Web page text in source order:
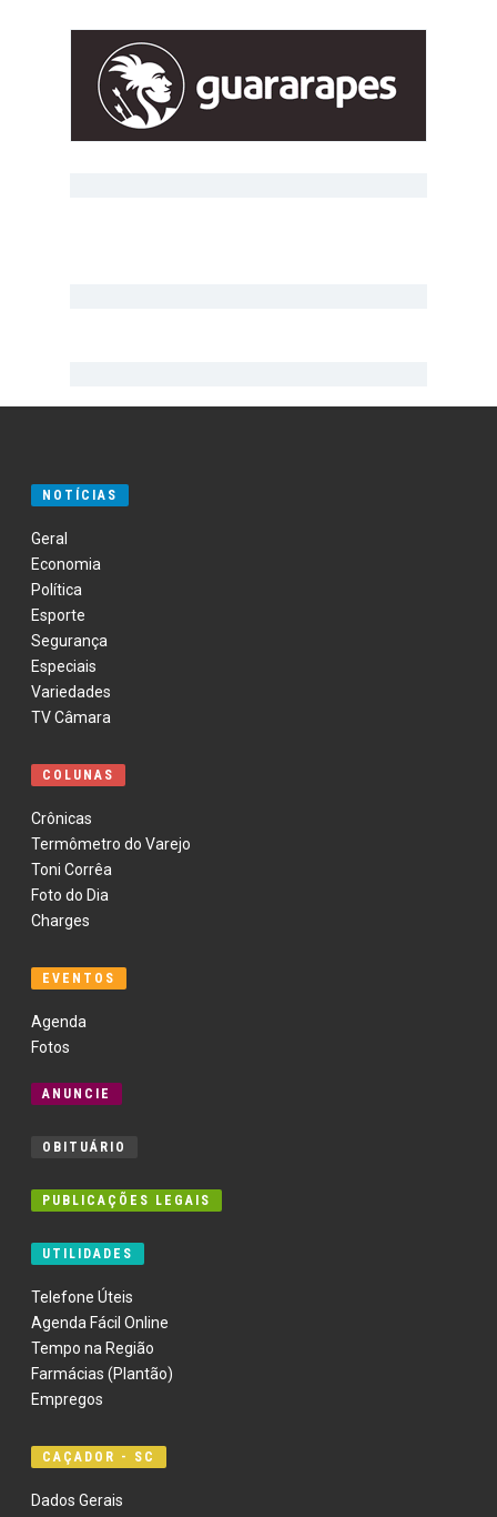
NOTÍCIAS
Geral
Economia
Política
Esporte
Segurança
Especiais
Variedades
TV Câmara
COLUNAS
Crônicas
Termômetro do Varejo
Toni Corrêa
Foto do Dia
Charges
EVENTOS
Agenda
Fotos
ANUNCIE
OBITUÁRIO
PUBLICAÇÕES LEGAIS
UTILIDADES
Telefone Úteis
Agenda Fácil Online
Tempo na Região
Farmácias (Plantão)
Empregos
CAÇADOR - SC
Dados Gerais